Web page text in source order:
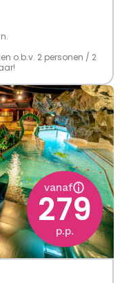
o.b.v. 2 personen / 2
vanaf
279
p.p.